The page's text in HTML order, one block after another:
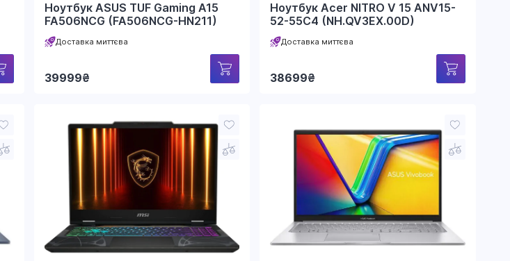
Ноутбук ASUS TUF Gaming A15
FA506NCG (FA506NCG-HN211)
Доставка миттєва
39999₴
Ноутбук Acer NITRO V 15 ANV15-
52-55C4 (NH.QV3EX.00D)
Доставка миттєва
38699₴